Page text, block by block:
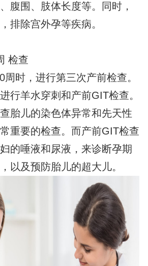
腹围、肢体长度等。同时，
排除宫外孕等疾病。
检查
周时，进行第三次产前检查。
行羊水穿刺和产前GIT检查。
胎儿的染色体异常和先天性
重要的检查。而产前GIT检查
的唾液和尿液，来诊断孕期
以及预防胎儿的超大儿。